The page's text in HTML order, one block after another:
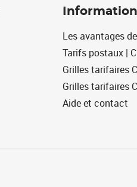
Les avantages
Tarifs postaux |
Grilles tarifaires
Grilles tarifaires
Aide et contact